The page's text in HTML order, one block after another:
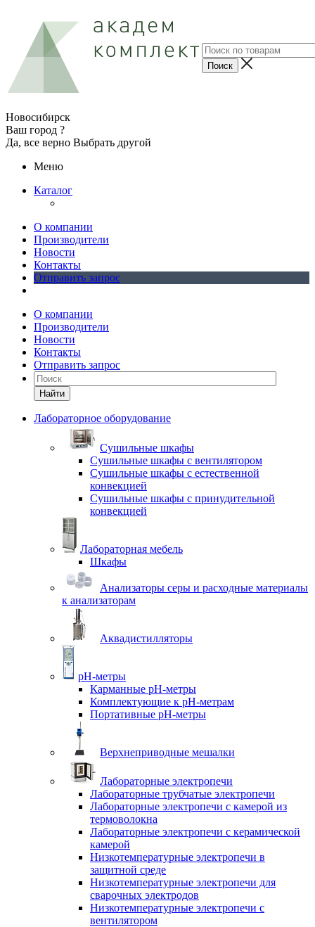
Новосибирск
Ваш город ?
Да, все верно Выбрать другой
Меню
Каталог
О компании
Производители
Новости
Контакты
Отправить запрос
О компании
Производители
Новости
Контакты
Отправить запрос
Найти
Лабораторное оборудование
Cушильные шкафы
Сушильные шкафы с вентилятором
Сушильные шкафы с естественной
конвекцией
Сушильные шкафы с принудительной
конвекцией
Лабораторная мебель
Шкафы
Анализаторы серы и расходные материалы
к анализаторам
Аквадистилляторы
pH-метры
Карманные pH-метры
Комплектующие к pH-метрам
Портативные pH-метры
Верхнеприводные мешалки
Лабораторные электропечи
Лабораторные трубчатые электропечи
Лабораторные электропечи с камерой из
термоволокна
Лабораторные электропечи с керамической
камерой
Низкотемпературные электропечи в
защитной среде
Низкотемпературные электропечи для
cварочных электродов
Низкотемпературные электропечи с
вентилятором